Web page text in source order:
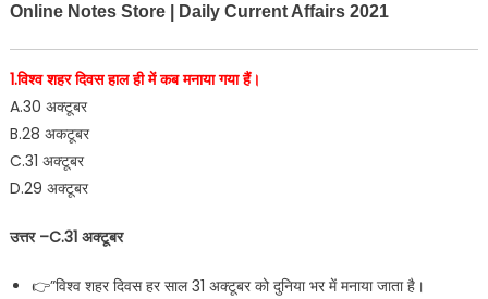
Online Notes Store | Daily Current Affairs 2021
1.विश्व शहर दिवस हाल ही में कब मनाया गया हैं।
A.30 अक्टूबर
B.28 अकटूबर
C.31 अक्टूबर
D.29 अक्टूबर
उत्तर –C.31 अक्टूबर
👉”विश्व शहर दिवस हर साल 31 अक्टूबर को दुनिया भर में मनाया जाता है।